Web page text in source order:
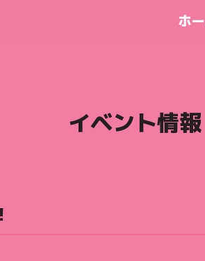
ホ
イベント情報